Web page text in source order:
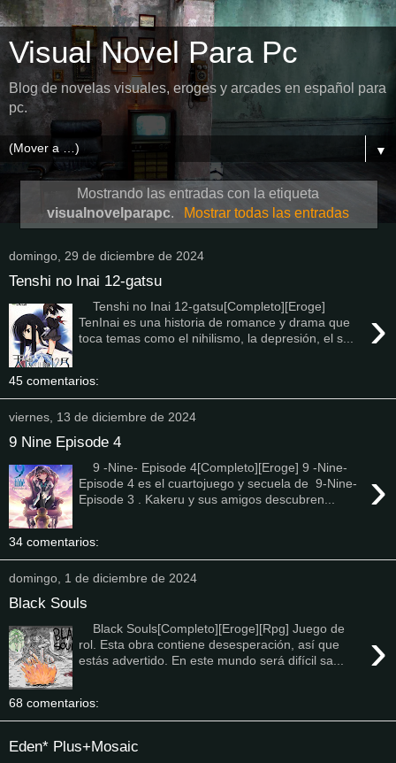
Visual Novel Para Pc
Blog de novelas visuales, eroges y arcades en español para
pc.
▼
Mostrando las entradas con la etiqueta
visualnovelparapc. Mostrar todas las entradas
domingo, 29 de diciembre de 2024
Tenshi no Inai 12-gatsu
›
Tenshi no Inai 12-gatsu[Completo][Eroge]
TenInai es una historia de romance y drama que
toca temas como el nihilismo, la depresión, el s...
45 comentarios:
viernes, 13 de diciembre de 2024
9 Nine Episode 4
›
9 -Nine- Episode 4[Completo][Eroge] 9 -Nine-
Episode 4 es el cuartojuego y secuela de 9-Nine-
Episode 3 . Kakeru y sus amigos descubren...
34 comentarios:
domingo, 1 de diciembre de 2024
Black Souls
›
Black Souls[Completo][Eroge][Rpg] Juego de
rol. Esta obra contiene desesperación, así que
estás advertido. En este mundo será difícil sa...
68 comentarios:
Eden* Plus+Mosaic